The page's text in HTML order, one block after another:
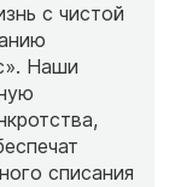
с чистой
Наши
списания